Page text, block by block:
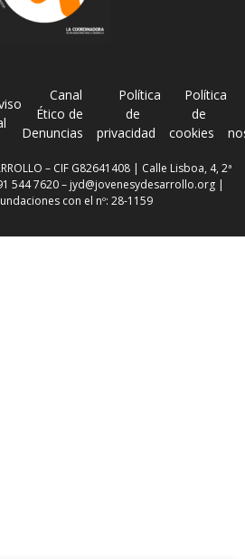
Canal
Ético de
Denuncias
Política
de
privacidad
Política
de
cookies
– CIF G82641408 | Calle Lisboa, 4, 2ª
544 7620 – jyd@jovenesydesarrollo.org |
con el nº: 28-1159